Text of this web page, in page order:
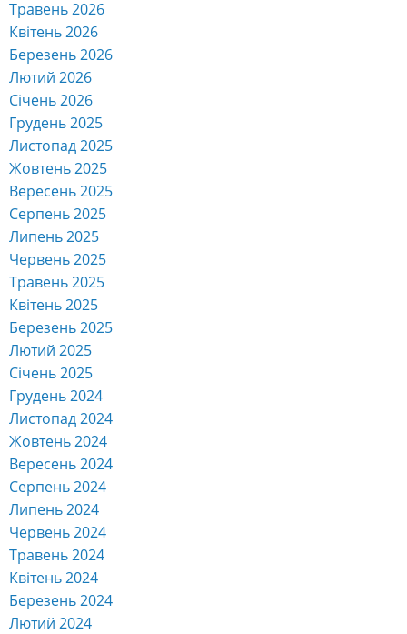
Травень 2026
Квітень 2026
Березень 2026
Лютий 2026
Січень 2026
Грудень 2025
Листопад 2025
Жовтень 2025
Вересень 2025
Серпень 2025
Липень 2025
Червень 2025
Травень 2025
Квітень 2025
Березень 2025
Лютий 2025
Січень 2025
Грудень 2024
Листопад 2024
Жовтень 2024
Вересень 2024
Серпень 2024
Липень 2024
Червень 2024
Травень 2024
Квітень 2024
Березень 2024
Лютий 2024